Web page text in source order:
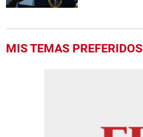
MIS TEMAS PREFERIDOS